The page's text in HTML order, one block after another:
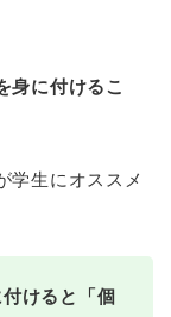
身に付けるこ
学生にオススメ
けると「個